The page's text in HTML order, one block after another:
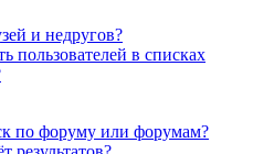
и недругов?
пользователей в списках
по форуму или форумам?